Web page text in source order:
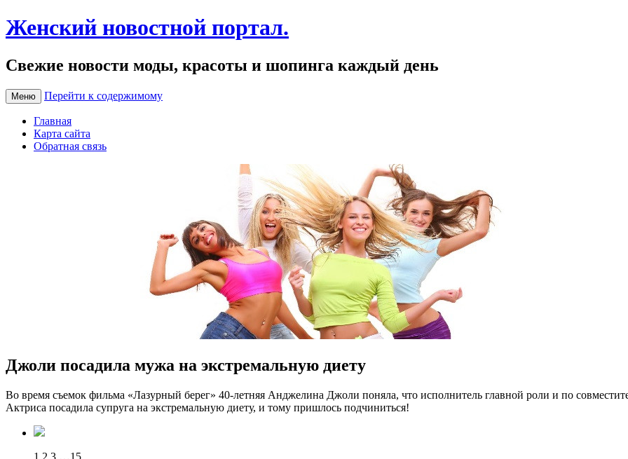
Женский новостной портал.
Свежие новости моды, красоты и шопинга каждый день
Меню Перейти к содержимому
Главная
Карта сайта
Обратная связь
Джоли посадила мужа на экстремальную диету
Вo врeмя съемок фильма «Лазурный берег» 40-летняя Анджелина Джоли поняла, что исполнитель главной роли и по
Актриса посадила супруга на экстремальную диету, и тому пришлось подчиниться!
1 2 3 …15